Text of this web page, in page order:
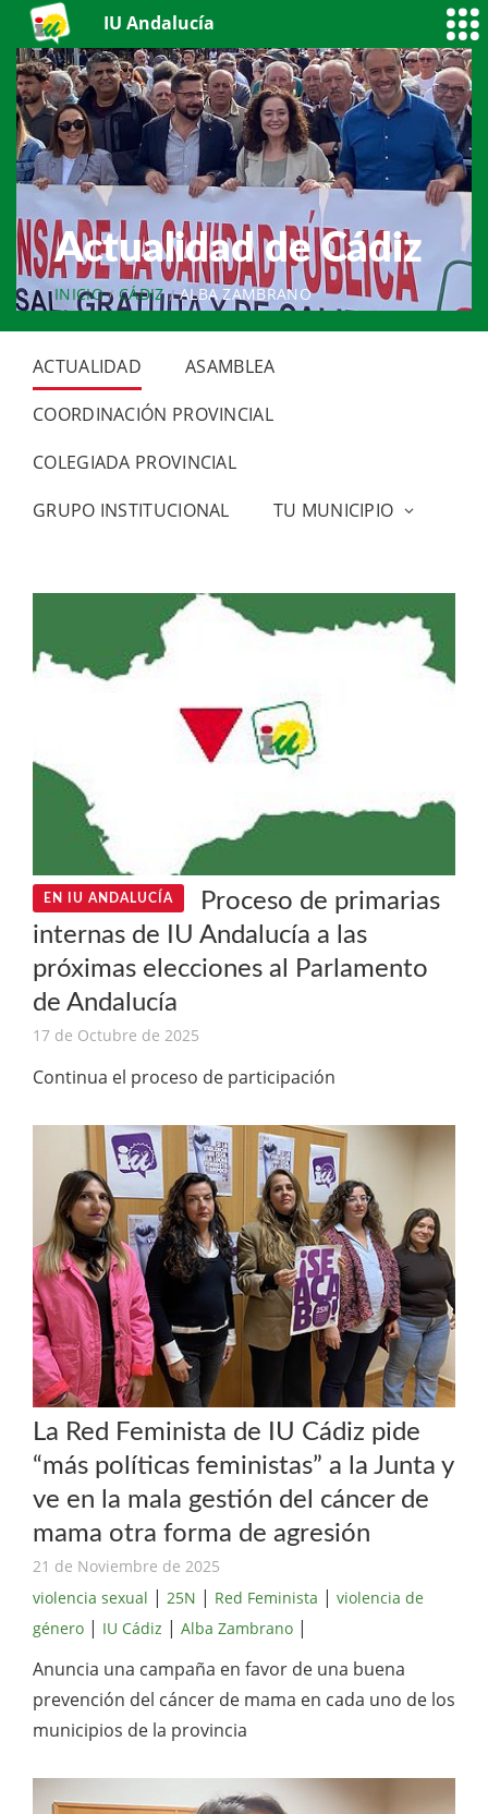
IU Andalucía
Actualidad de Cádiz
INICIO CÁDIZ ALBA ZAMBRANO
ACTUALIDAD
ASAMBLEA
COORDINACIÓN PROVINCIAL
COLEGIADA PROVINCIAL
GRUPO INSTITUCIONAL
TU MUNICIPIO
EN IU ANDALUCÍA
Proceso de primarias
internas de IU Andalucía a las
próximas elecciones al Parlamento
de Andalucía
17 de Octubre de 2025
Continua el proceso de participación
La Red Feminista de IU Cádiz pide
“más políticas feministas” a la Junta y
ve en la mala gestión del cáncer de
mama otra forma de agresión
21 de Noviembre de 2025
violencia sexual | 25N | Red Feminista | violencia de
género | IU Cádiz | Alba Zambrano |
Anuncia una campaña en favor de una buena
prevención del cáncer de mama en cada uno de los
municipios de la provincia